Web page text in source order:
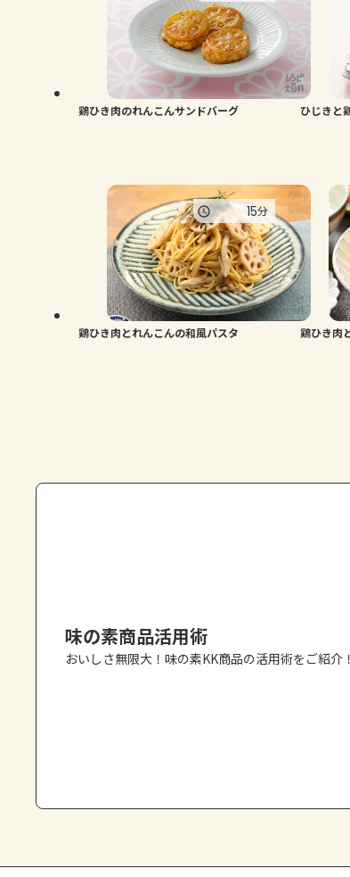
鶏ひき肉のれんこんサンドバーグ ひじきと
鶏ひき肉とれんこんの和風パスタ
15分
鶏ひき肉
味の素商品活用術
おいしさ無限大！味の素KK商品の活用術をご紹介！